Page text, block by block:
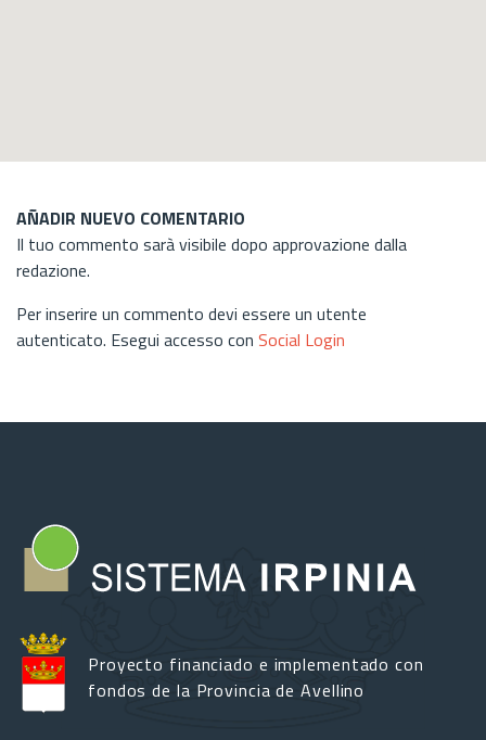
AÑADIR NUEVO COMENTARIO
Il tuo commento sarà visibile dopo approvazione dalla
redazione.
Per inserire un commento devi essere un utente
autenticato. Esegui accesso con Social Login
Proyecto financiado e implementado con
fondos de la Provincia de Avellino